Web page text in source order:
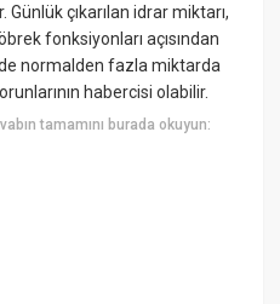
Günlük çıkarılan idrar miktarı,
fonksiyonları açısından
normalden fazla miktarda
habercisi olabilir.
tamamını burada okuyun: